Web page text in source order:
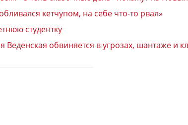
кетчупом, на себе что-то рвал»
студентку
обвиняется в угрозах, шантаже и